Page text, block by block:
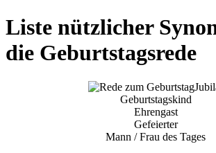
Liste nützlicher
die Geburtstagsrede
Geburtstagskind
Ehrengast
Gefeierter
Mann / Frau des Tages